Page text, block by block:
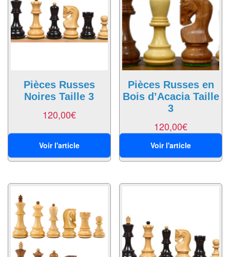
Coffrets
Echiquiers
et
Echiquiers
électroniques
Echiquiers
clubs
Pièces
&
clubs
Echiquiers
muraux/Plein
air
Pièces Russes
Noires Taille 3
120,00€
Voir l'article
Pièces Russes en
Bois d’Acacia Taille
3
120,00€
Voir l'article